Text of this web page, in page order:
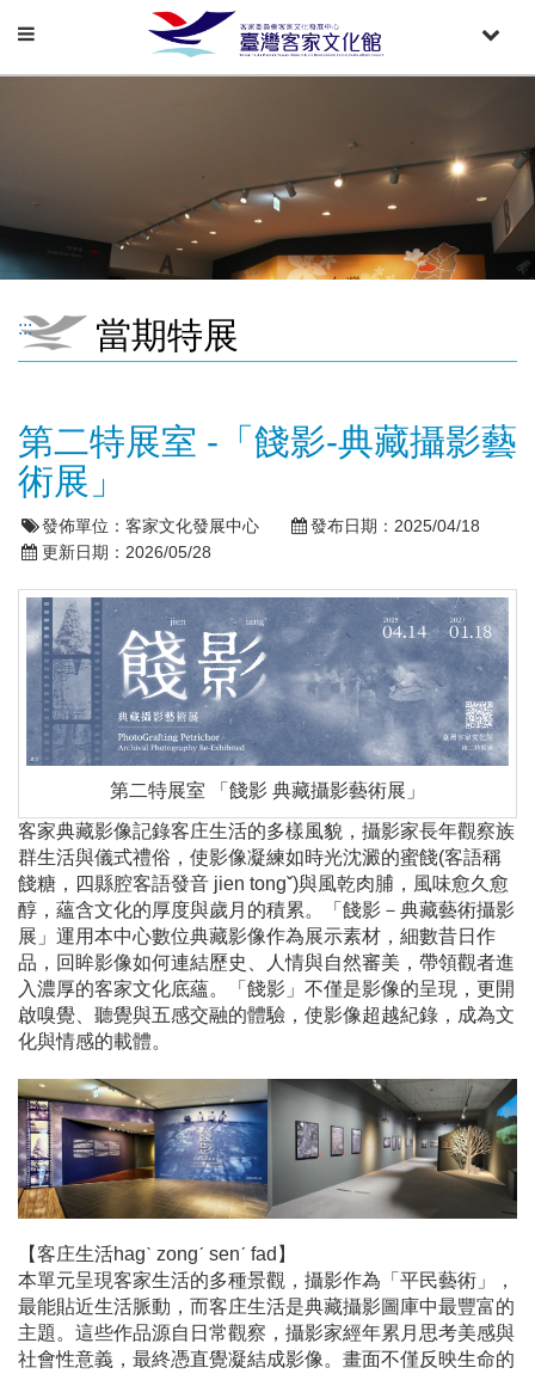
Toggle
Toggle
::: 當期特展
第二特展室 -「餞影-典藏攝影藝
術展」
發佈單位： 客家文化發展中心 發布日期： 2025/04/18
更新日期： 2026/05/28
第二特展室 「餞影 典藏攝影藝術展」
客家典藏影像記錄客庄生活的多樣風貌，攝影家長年觀察族
群生活與儀式禮俗，使影像凝練如時光沈澱的蜜餞(客語稱
餞糖，四縣腔客語發音 jien tongˇ)與風乾肉脯，風味愈久愈
醇，蘊含文化的厚度與歲月的積累。「餞影－典藏藝術攝影
展」運用本中心數位典藏影像作為展示素材，細數昔日作
品，回眸影像如何連結歷史、人情與自然審美，帶領觀者進
入濃厚的客家文化底蘊。「餞影」不僅是影像的呈現，更開
啟嗅覺、聽覺與五感交融的體驗，使影像超越紀錄，成為文
化與情感的載體。
【客庄生活hagˋ zongˊ senˊ fad】
本單元呈現客家生活的多種景觀，攝影作為「平民藝術」，
最能貼近生活脈動，而客庄生活是典藏攝影圖庫中最豐富的
主題。這些作品源自日常觀察，攝影家經年累月思考美感與
社會性意義，最終憑直覺凝結成影像。畫面不僅反映生命的